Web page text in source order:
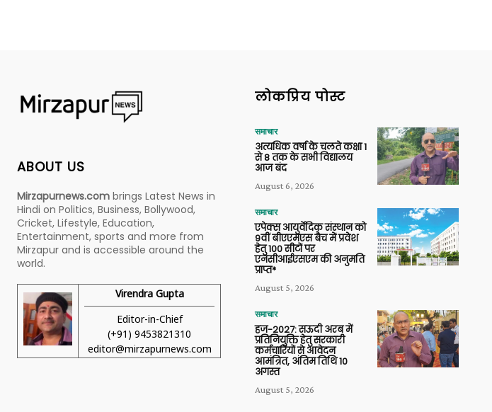
ABOUT US
Mirzapurnews.com brings Latest News in
Hindi on Politics, Business, Bollywood,
Cricket, Lifestyle, Education,
Entertainment, sports and more from
Mirzapur and is accessible around the
world.
Virendra Gupta
Editor-in-Chief
(+91) 9453821310
editor@mirzapurnews.com
लोकप्रिय पोस्ट
समाचार
अत्यधिक वर्षा के चलते कक्षा 1
से 8 तक के सभी विद्यालय
आज बंद
August 6, 2026
समाचार
एपेक्स आयुर्वेदिक संस्थान को
9वीं बीएएमएस बैच में प्रवेश
हेतु 100 सीटों पर
एनसीआईएसएम की अनुमति
प्राप्त*
August 5, 2026
समाचार
हज-2027: सऊदी अरब में
प्रतिनियुक्ति हेतु सरकारी
कर्मचारियों से आवेदन
आमंत्रित, अंतिम तिथि 10
अगस्त
August 5, 2026